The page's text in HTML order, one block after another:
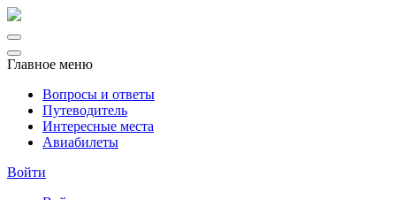
Главное меню
Вопросы и ответы
Путеводитель
Интересные места
Авиабилеты
Войти